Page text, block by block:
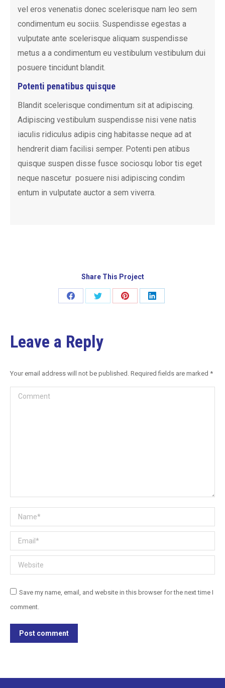
vel eros venenatis donec scelerisque nam leo sem
condimentum eu sociis. Suspendisse egestas a
vulputate ante scelerisque aliquam suspendisse
metus a a condimentum eu vestibulum vestibulum dui
posuere tincidunt blandit.
Potenti penatibus quisque
Blandit scelerisque condimentum sit at adipiscing.
Adipiscing vestibulum suspendisse nisi vene natis
iaculis ridiculus adipis cing habitasse neque ad at
hendrerit diam facilisi semper. Potenti pen atibus
quisque suspen disse fusce sociosqu lobor tis eget
neque nascetur posuere nisi adipiscing condim
entum in vulputate auctor a sem viverra.
Share This Project
Leave a Reply
Your email address will not be published. Required fields are marked *
Comment
Name *
Email *
Website
Save my name, email, and website in this browser for the next time I
comment.
Post comment